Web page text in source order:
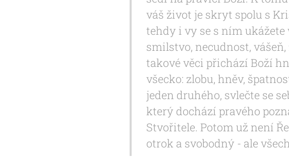
váš život je skryt spolu s
tehdy i vy se s ním
smilstvo, necudnost,
takové věci přichází Boží
všecko: zlobu, hněv,
jeden druhého, svlečte se
který dochází pravého
Stvořitele. Potom už není
otrok a svobodný - ale